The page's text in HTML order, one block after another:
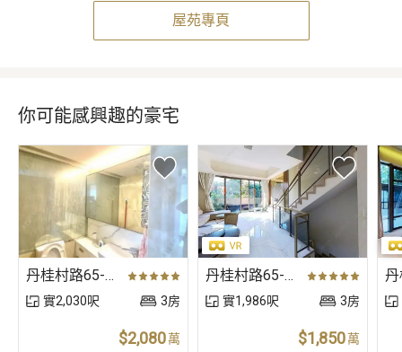
屋苑專頁
你可能感興趣的豪宅
丹桂村路65-89號 丹桂村道65-89號（獨立屋）
實2,030呎 3房
$2,080萬
丹桂村路65-89號 丹桂村道65-89號（獨立屋）
實1,986呎 3房
$1,850萬